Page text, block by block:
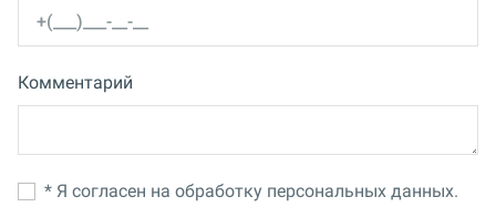
Комментарий
* Я согласен на обработку персональных данных.